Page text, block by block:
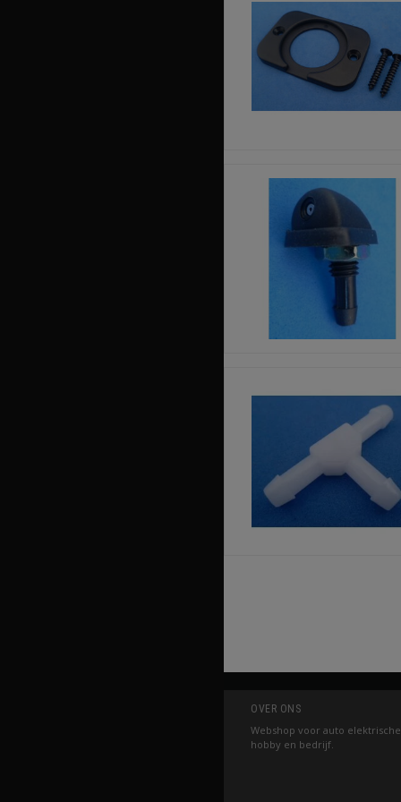
OVER ONS
Webshop voor auto
hobby en bedrijf.